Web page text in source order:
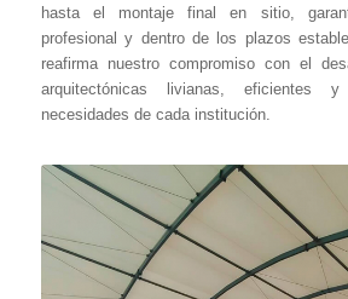
hasta el montaje final en sitio,
profesional y dentro de los plazos
reafirma nuestro compromiso con el
arquitectónicas livianas, eficientes
necesidades de cada institución.